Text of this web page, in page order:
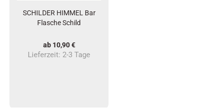
SCHILDER HIMMEL Bar
Flasche Schild
ab 10,90 €
Lieferzeit: 2-3 Tage